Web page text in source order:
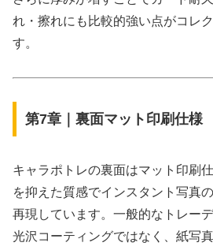
れ・擦れにも比較的強い点がコレ
す。
第7章｜裏面マット印刷仕様
キャラポトレの裏面はマット印刷
を抑えた質感でインスタント写真
再現しています。一般的なトレー
光沢コーティングではなく、紙写